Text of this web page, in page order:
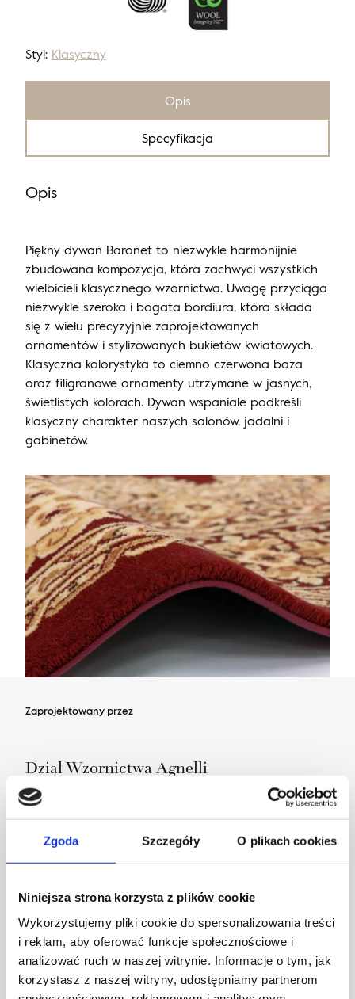
Zgoda Szczegóły O plikach cookies
Niniejsza strona korzysta z plików cookie
Wykorzystujemy pliki cookie do spersonalizowania treści
i reklam, aby oferować funkcje społecznościowe i
analizować ruch w naszej witrynie. Informacje o tym, jak
korzystasz z naszej witryny, udostępniamy partnerom
Styl: Klasyczny
Opis
Specyfikacja
Opis
Piękny dywan Baronet to niezwykle harmonijnie
zbudowana kompozycja, która zachwyci wszystkich
wielbicieli klasycznego wzornictwa. Uwagę przyciąga
niezwykle szeroka i bogata bordiura, która składa
się z wielu precyzyjnie zaprojektowanych
ornamentów i stylizowanych bukietów kwiatowych.
Klasyczna kolorystyka to ciemno czerwona baza
oraz filigranowe ornamenty utrzymane w jasnych,
świetlistych kolorach. Dywan wspaniale podkreśli
klasyczny charakter naszych salonów, jadalni i
gabinetów.
Zaprojektowany przez
Dział Wzornictwa Agnelli